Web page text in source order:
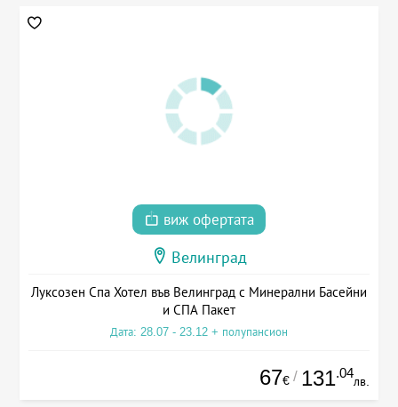
виж офертата
Велинград
Луксозен Спа Хотел във Велинград с Минерални Басейни
и СПА Пакет
Дата: 28.07 - 23.12 + полупансион
67€ / 131.04
лв.